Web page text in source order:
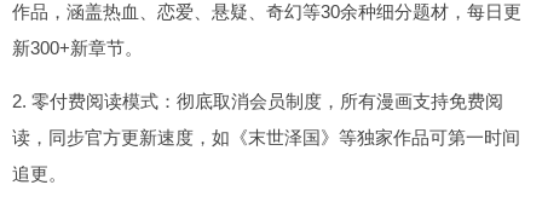
作品，涵盖热血、恋爱、悬疑、奇幻等30余种细分题材，每日更
新300+新章节。
2. 零付费阅读模式：彻底取消会员制度，所有漫画支持免费阅
读，同步官方更新速度，如《末世泽国》等独家作品可第一时间
追更。